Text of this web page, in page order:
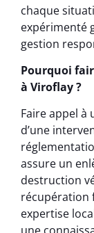
chaque
expérimenté
gestion
Pourquoi
à Viroflay ?
Faire appel à
d’une
assure un
destruction
récupération
expertise